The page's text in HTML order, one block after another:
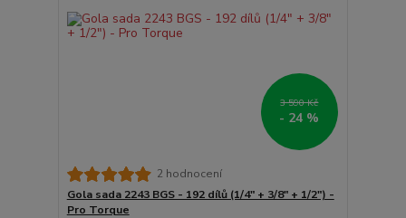
3 590 Kč
- 24 %
2 hodnocení
Gola sada 2243 BGS - 192 dílů (1/4" + 3/8" + 1/2") -
Pro Torque